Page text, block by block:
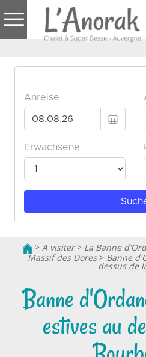
> A visiter> La Banne
Massif des Dores> Banne
dessus de
Banne
estives au